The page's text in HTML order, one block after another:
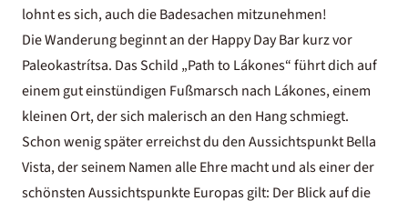
lohnt es sich, auch die Badesachen mitzunehmen!
Die Wanderung beginnt an der Happy Day Bar kurz vor
Paleokastrítsa. Das Schild „Path to Lákones“ führt dich auf
einem gut einstündigen Fußmarsch nach Lákones, einem
kleinen Ort, der sich malerisch an den Hang schmiegt.
Schon wenig später erreichst du den Aussichtspunkt Bella
Vista, der seinem Namen alle Ehre macht und als einer der
schönsten Aussichtspunkte Europas gilt: Der Blick auf die